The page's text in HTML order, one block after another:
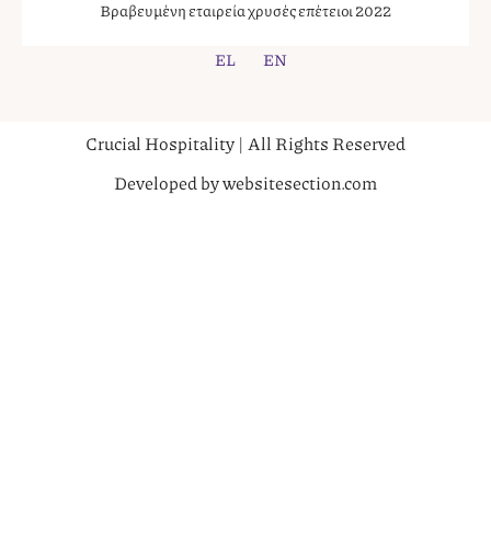
Βραβευμένη εταιρεία χρυσές επέτειοι 2022
EL EN
Crucial Hospitality | All Rights Reserved
Developed by websitesection.com